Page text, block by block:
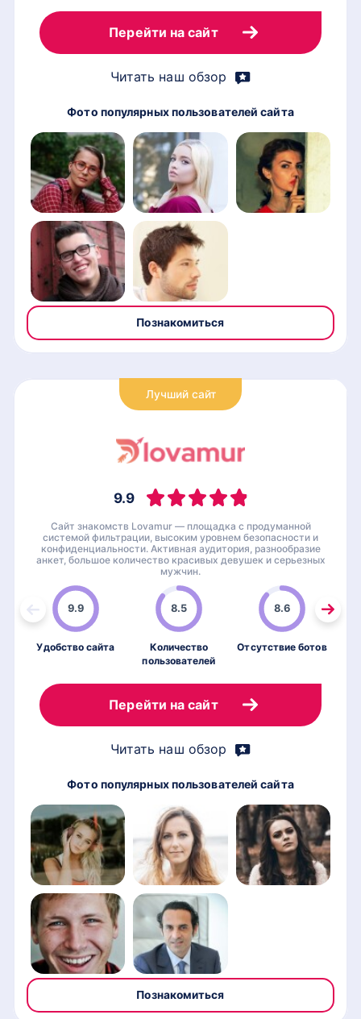
Перейти на сайт
Читать наш обзор
Фото популярных пользователей сайта
Познакомиться
Лучший сайт
Сайт знакомств Lovamur — площадка с продуманной
системой фильтрации, высоким уровнем безопасности и
конфиденциальности. Активная аудитория, разнообразие
анкет, большое количество красивых девушек и серьезных
мужчин.
9.9
Удобство сайта
8.5
Количество
пользователей
8.6
Отсутствие ботов
9.9
Перейти на сайт
Читать наш обзор
Фото популярных пользователей сайта
Познакомиться